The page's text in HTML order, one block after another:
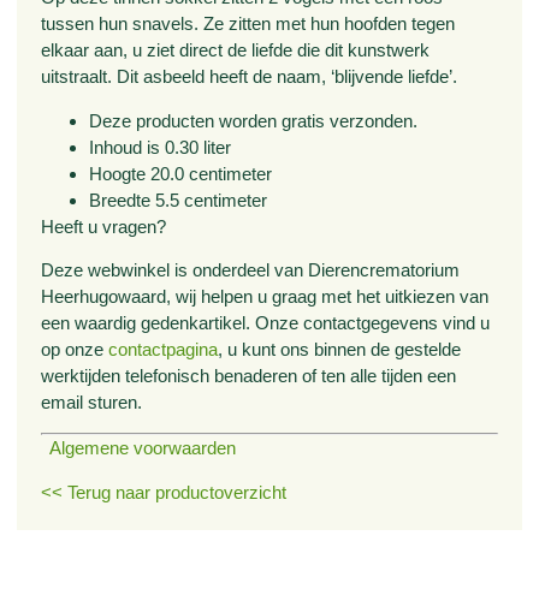
tussen hun snavels. Ze zitten met hun hoofden tegen
elkaar aan, u ziet direct de liefde die dit kunstwerk
uitstraalt. Dit asbeeld heeft de naam, ‘blijvende liefde’.
Deze producten worden gratis verzonden.
Inhoud is 0.30 liter
Hoogte 20.0 centimeter
Breedte 5.5 centimeter
Heeft u vragen?
Deze webwinkel is onderdeel van Dierencrematorium
Heerhugowaard, wij helpen u graag met het uitkiezen van
een waardig gedenkartikel. Onze contactgegevens vind u
op onzecontactpagina, u kunt ons binnen de gestelde
werktijden telefonisch benaderen of ten alle tijden een
email sturen.
Algemene voorwaarden
<< Terug naar productoverzicht